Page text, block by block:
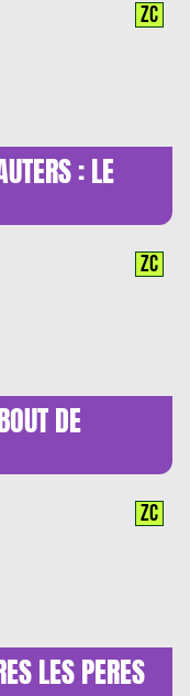
: LE
ZC
DE
ZC
LES PERES
ZC